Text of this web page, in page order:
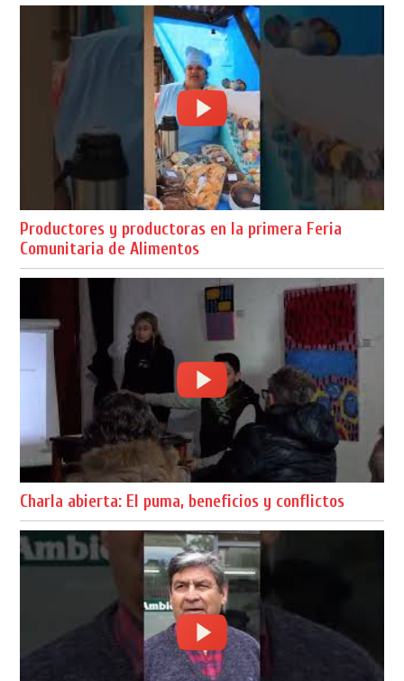
Productores y productoras en la primera Feria
Comunitaria de Alimentos
Charla abierta: El puma, beneficios y conflictos